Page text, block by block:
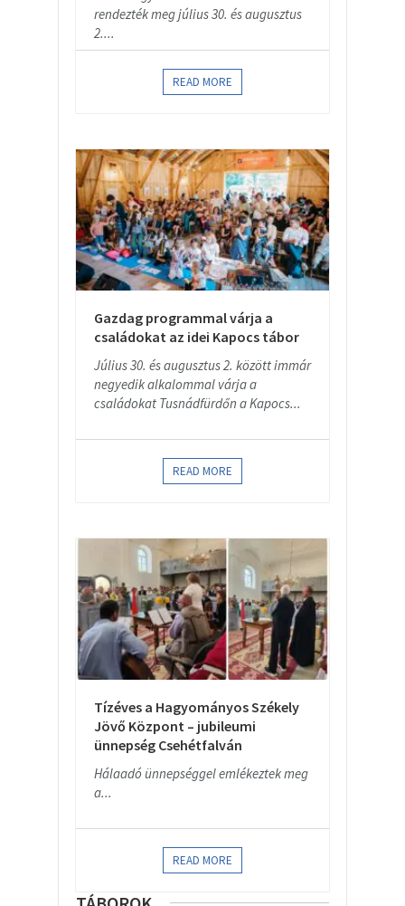
rendezték meg július 30. és augusztus
2....
READ MORE
Gazdag programmal várja a
családokat az idei Kapocs tábor
Július 30. és augusztus 2. között immár
negyedik alkalommal várja a
családokat Tusnádfürdőn a Kapocs...
READ MORE
Tízéves a Hagyományos Székely
Jövő Központ – jubileumi
ünnepség Csehétfalván
Hálaadó ünnepséggel emlékeztek meg
a...
READ MORE